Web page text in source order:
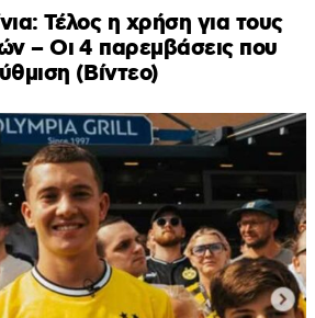
Τέλος η χρήση για τους
– Οι 4 παρεμβάσεις που
(Βίντεο)